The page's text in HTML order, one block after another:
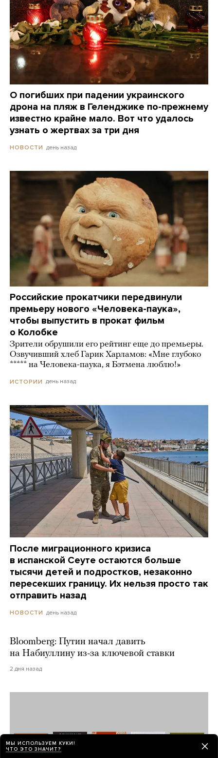
О погибших при падении украинского
дрона на пляж в Геленджике по-прежнему
известно крайне мало. Вот что удалось
узнать о жертвах за три дня
НОВОСТИ день назад
Российские прокатчики передвинули
премьеру нового «Человека-паука»,
чтобы выпустить в прокат фильм
о Колобке
Зрители обрушили его рейтинг еще до премьеры.
Озвучивший хлеб Гарик Харламов: «Мне глубоко
***** на Человека-паука, я Бэтмена люблю!»
ИСТОРИИ день назад
После миграционного кризиса
в испанской Сеуте остаются больше
тысячи детей и подростков, незаконно
пересекших границу. Их нельзя просто так
отправить назад
НОВОСТИ день назад
Bloomberg: Путин начал давить
на Набиуллину из-за ключевой ставки
2 дня назад
МЫ ИСПОЛЬЗУЕМ КУКИ!
ЧТО ЭТО ЗНАЧИТ?